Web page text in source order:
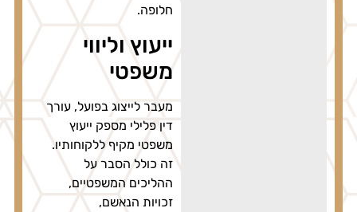
חלופה.
ייעוץ וליווי
משפטי
מעבר לייצוג בפועל, עורך
דין פלילי מספק ייעוץ
משפטי מקיף ללקוחותיו.
זה כולל הסבר על
ההליכים המשפטיים,
זכויות הנאשם,